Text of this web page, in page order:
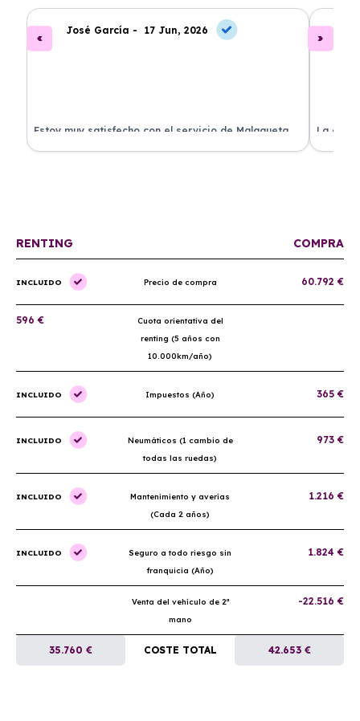
José García - 17 Jun, 2026
Estoy muy satisfecho con el servicio de Malagueta
Renting. El coche llegó en perfectas condiciones y el
La
ha
RENTING COMPRA
INCLUIDO Precio de compra 60.792 €
596 €
Cuota orientativa del
renting (5 años con
10.000km/año)
INCLUIDO Impuestos (Año) 365 €
INCLUIDO
Neumáticos (1 cambio de
todas las ruedas)
973 €
INCLUIDO
Mantenimiento y averías
(Cada 2 años)
1.216 €
INCLUIDO
Seguro a todo riesgo sin
franquicia (Año)
1.824 €
Venta del vehículo de 2ª
mano
-22.516 €
35.760 € COSTE TOTAL 42.653 €